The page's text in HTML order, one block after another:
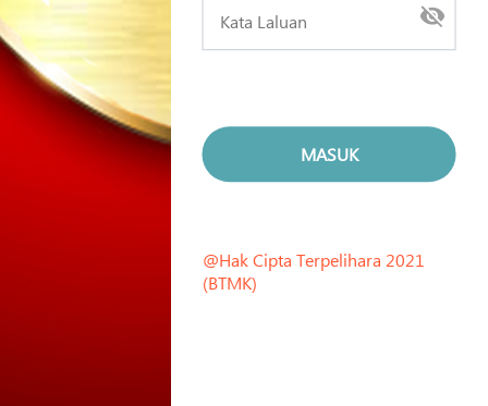
@Hak Cipta Terpelihara 2021
(BTMK)